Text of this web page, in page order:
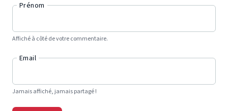
Prénom
Affiché à côté de votre commentaire.
Email
Jamais affiché, jamais partagé !